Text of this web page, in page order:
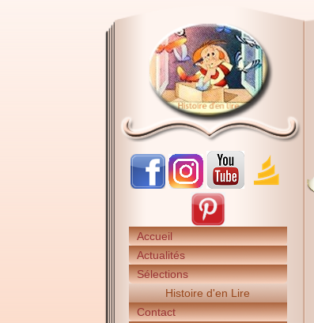
Accueil
Actualités
Sélections
Histoire d'en Lire
Contact